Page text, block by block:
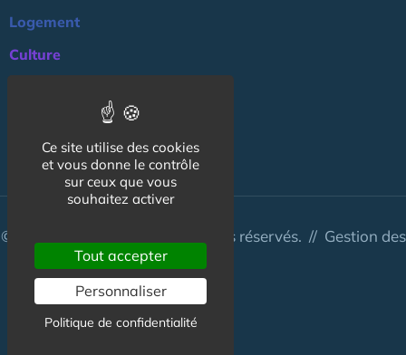
Logement
Culture
NOS AUTRES SITES :
© CapCampus 2026 - Tous droits réservés. // Gestion des
Ce site utilise des cookies
et vous donne le contrôle
sur ceux que vous
souhaitez activer
Tout accepter
Personnaliser
Politique de confidentialité